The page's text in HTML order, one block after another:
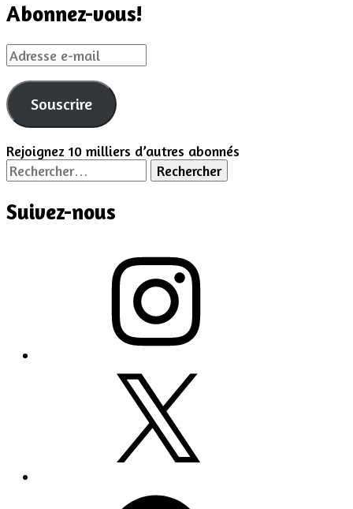
Abonnez-vous!
Adresse
e-
mail
Souscrire
Rejoignez 10 milliers d’autres abonnés
Rechercher :
Suivez-nous